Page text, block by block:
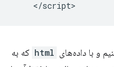
و با داده‌های html که به